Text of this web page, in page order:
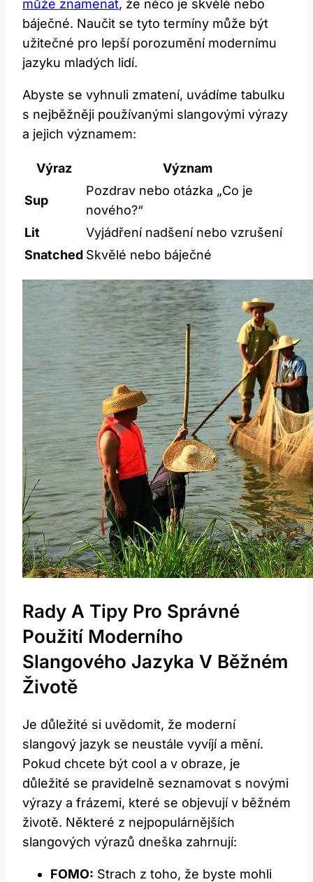
může znamenat, že něco je skvělé nebo‍
báječné. Naučit se tyto‌ termíny může být
užitečné pro lepší porozumění modernímu
jazyku mladých lidí.
Abyste se vyhnuli zmatení, uvádíme tabulku
⁣s nejběžněji používanými slangovými výrazy​
a‌ jejich významem:
Výraz Význam
Sup
Pozdrav nebo ⁤otázka „Co je
nového?“
Lit
Vyjádření ​nadšení nebo ⁢vzrušení
Snatched Skvělé nebo báječné
Rady A⁢ Tipy Pro Správné
Použití Moderního
Slangového Jazyka V Běžném
⁤životě
Je důležité si uvědomit, že moderní
slangový jazyk se neustále ⁣vyvíjí‍ a mění.
Pokud ⁣chcete být cool a v obraze, je
důležité se pravidelně ‍seznamovat ⁤s novými
výrazy a frázemi,⁤ které se objevují v běžném
životě. Některé z nejpopulárnějších
slangových výrazů dneška zahrnují:
FOMO: ⁤Strach z toho, že ⁤byste mohli